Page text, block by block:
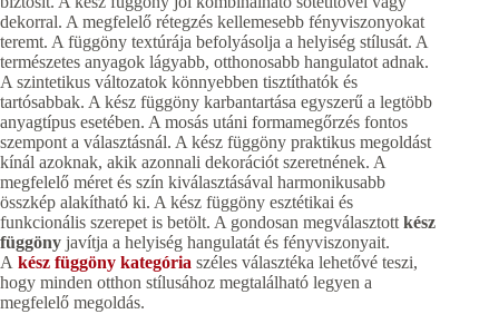
dekorral. A megfelelő rétegzés kellemesebb fényviszonyokat
teremt. A függöny textúrája befolyásolja a helyiség stílusát. A
természetes anyagok lágyabb, otthonosabb hangulatot adnak.
A szintetikus változatok könnyebben tisztíthatók és
tartósabbak. A kész függöny karbantartása egyszerű a legtöbb
anyagtípus esetében. A mosás utáni formamegőrzés fontos
szempont a választásnál. A kész függöny praktikus megoldást
kínál azoknak, akik azonnali dekorációt szeretnének. A
megfelelő méret és szín kiválasztásával harmonikusabb
összkép alakítható ki. A kész függöny esztétikai és
funkcionális szerepet is betölt. A gondosan megválasztottkész
függöny javítja a helyiség hangulatát és fényviszonyait.
A kész függöny kategória széles választéka lehetővé teszi,
hogy minden otthon stílusához megtalálható legyen a
megfelelő megoldás.